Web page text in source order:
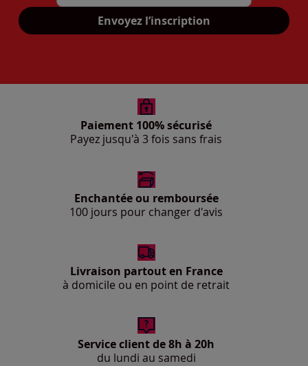
Mon adresse mail
Envoyez l’inscription
Paiement 100% sécurisé
Payez jusqu'à 3 fois sans frais
Enchantée ou remboursée
100 jours pour changer d'avis
Livraison partout en France
à domicile ou en point de retrait
Service client de 8h à 20h
du lundi au samedi